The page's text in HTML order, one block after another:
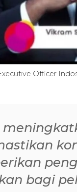
Officer
bagi